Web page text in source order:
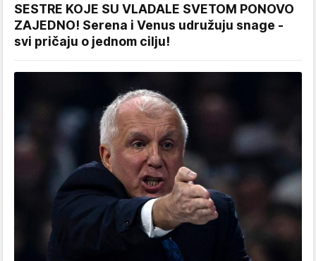
SESTRE KOJE SU VLADALE SVETOM PONOVO
ZAJEDNO! Serena i Venus udružuju snage -
svi pričaju o jednom cilju!